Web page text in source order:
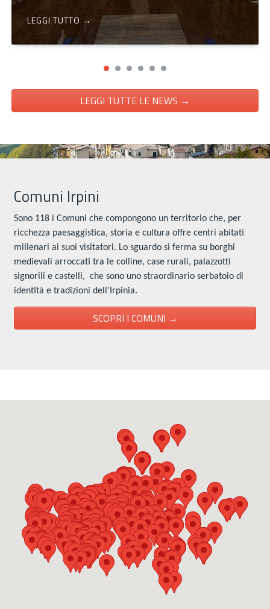
LEGGI TUTTO →
LEGGI TUTTE LE NEWS →
Comuni Irpini
Sono 118 i Comuni che compongono un territorio che, per
ricchezza paesaggistica, storia e cultura offre centri abitati
millenari ai suoi visitatori. Lo sguardo si ferma su borghi
medievali arroccati tra le colline, case rurali, palazzotti
signorili e castelli, che sono uno straordinario serbatoio di
identità e tradizioni dell’Irpinia.
SCOPRI I COMUNI →